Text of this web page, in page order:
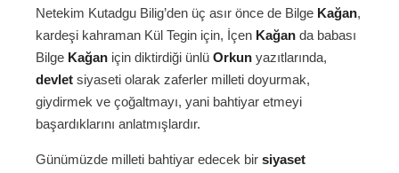
Netekim Kutadgu Bilig’den üç asır önce de Bilge Kağan,
kardeşi kahraman Kül Tegin için, İçen Kağan da babası
Bilge Kağan için diktirdiği ünlü Orkun yazıtlarında,
devlet siyaseti olarak zaferler milleti doyurmak,
giydirmek ve çoğaltmayı, yani bahtiyar etmeyi
başardıklarını anlatmışlardır.
Günümüzde milleti bahtiyar edecek bir siyaset